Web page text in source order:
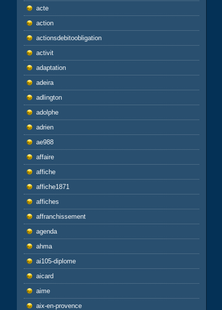
acte
action
actionsdebitoobligation
activit
adaptation
adeira
adlington
adolphe
adrien
ae988
affaire
affiche
affiche1871
affiches
affranchissement
agenda
ahma
ai105-diplome
aicard
aime
aix-en-provence